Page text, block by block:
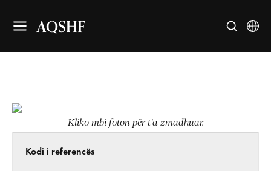
AQSHF
Kliko mbi foton për t’a zmadhuar.
Kodi i referencës